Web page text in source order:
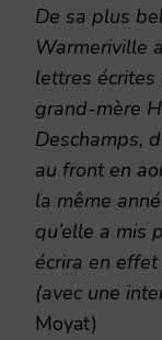
De sa plus
Warmeriville
lettres
grand-mère
Deschamps,
au front en
la même
qu’elle a mis
écrira en
(avec une
Moyat)